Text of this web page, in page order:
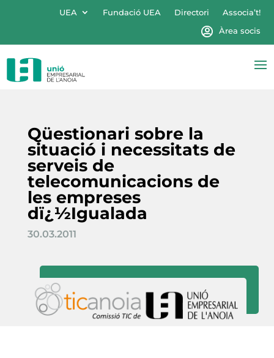
UEA Fundació UEA Directori
Associa’t!
Àrea socis
Qüestionari sobre la
situació i necessitats de
serveis de
telecomunicacions de
les empreses
dï¿½Igualada
30.03.2011